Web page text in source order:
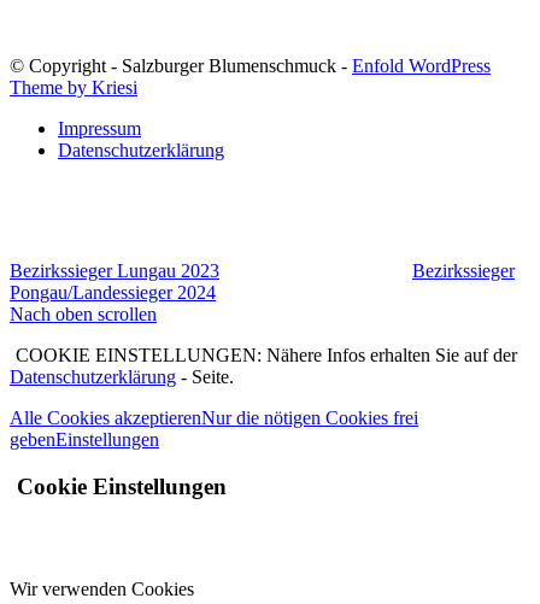
© Copyright - Salzburger Blumenschmuck - Enfold WordPress
Theme by Kriesi
Impressum
Datenschutzerklärung
Bezirkssieger Lungau 2023
Bezirkssieger
Pongau/Landessieger 2024
Nach oben scrollen
COOKIE EINSTELLUNGEN: Nähere Infos erhalten Sie auf der
Datenschutzerklärung - Seite.
Alle Cookies akzeptierenNur die nötigen Cookies frei
gebenEinstellungen
Cookie Einstellungen
Wir verwenden Cookies